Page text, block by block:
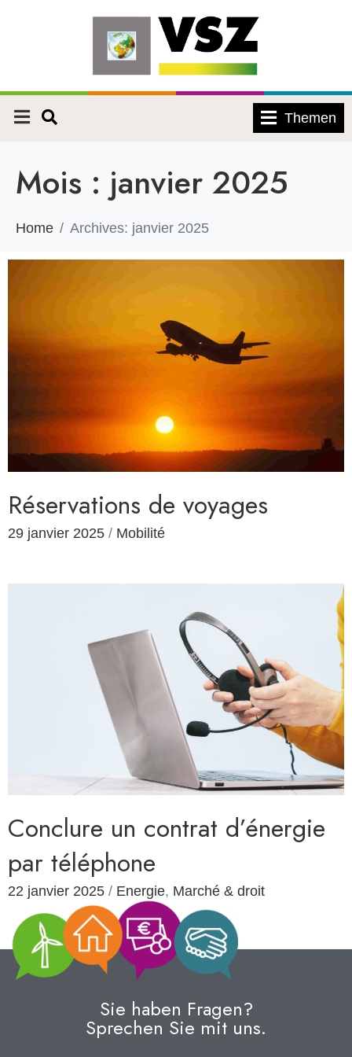
Themen
Mois : janvier 2025
Home Archives: janvier 2025
Réservations de voyages
29 janvier 2025 / Mobilité
Conclure un contrat d’énergie
par téléphone
22 janvier 2025 / Energie, Marché & droit
Sie haben Fragen?
Sprechen Sie mit uns.